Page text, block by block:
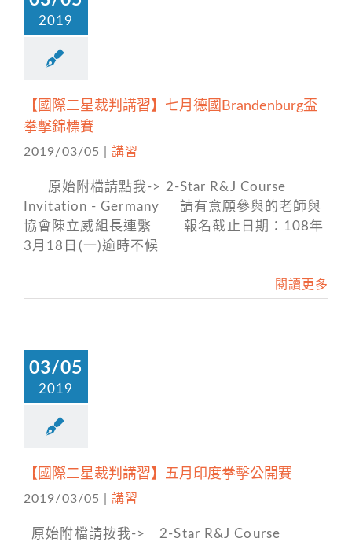
2019
【國際二星裁判講習】七月德國Brandenburg盃
拳擊錦標賽
2019/03/05 講習
原始附檔請點我-> 2-Star R&J Course
Invitation - Germany 請有意願參與的老師與
協會陳立威組長連繫 報名截止日期：108年
3月18日(一)逾時不候
閱讀更多
03/05
2019
【國際二星裁判講習】五月印度拳擊公開賽
2019/03/05 講習
原始附檔請按我-> 2-Star R&J Course